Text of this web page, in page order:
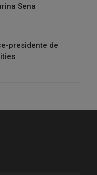
Sena
presidente de